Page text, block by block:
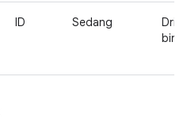
ID Sedang